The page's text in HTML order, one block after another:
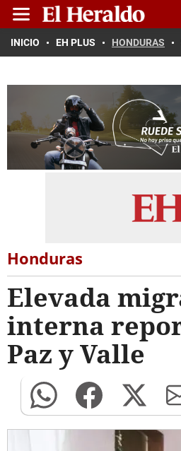
INICIO EH PLUS HONDURAS
Honduras
Elevada
interna
Paz y Valle